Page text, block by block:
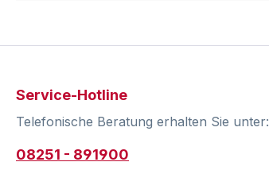
Service-Hotline
Telefonische Beratung erhalten Sie unter:
08251 - 891900